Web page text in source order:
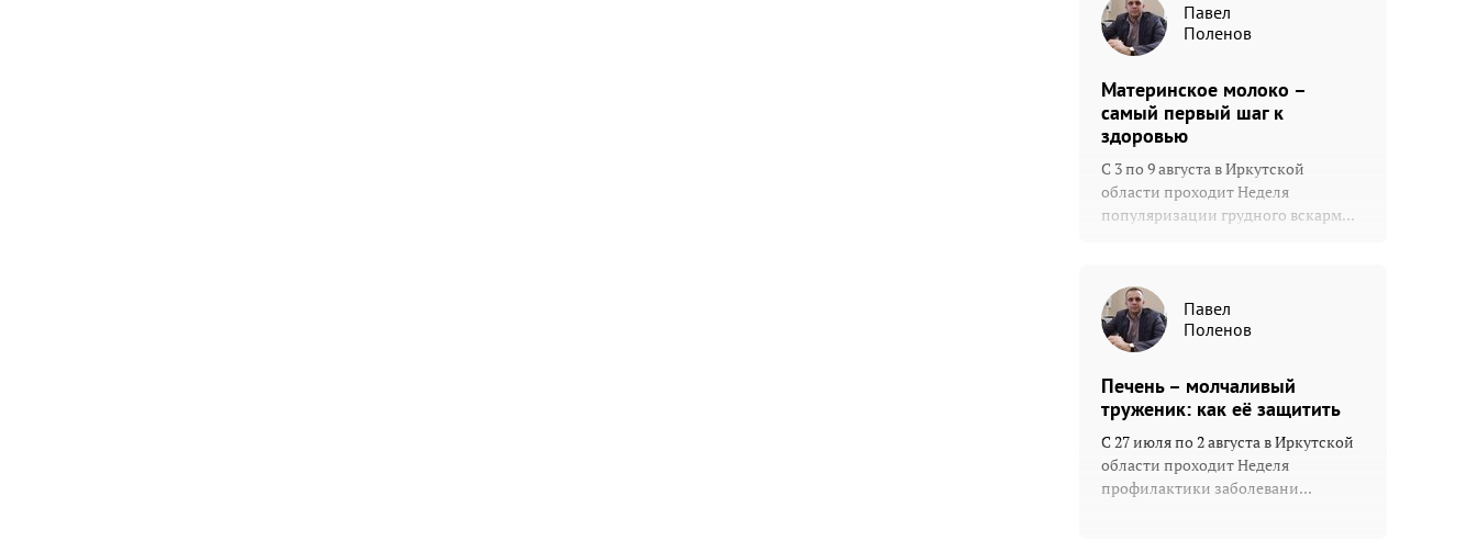
Павел
Поленов
Материнское молоко –
самый первый шаг к
здоровью
С 3 по 9 августа в Иркутской
области проходит Неделя
популяризации грудного вскарм...
Павел
Поленов
Печень – молчаливый
труженик: как её защитить
С 27 июля по 2 августа в Иркутской
области проходит Неделя
профилактики заболевани...